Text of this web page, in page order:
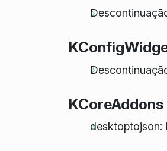
KCoreAddons
desktoptojson: